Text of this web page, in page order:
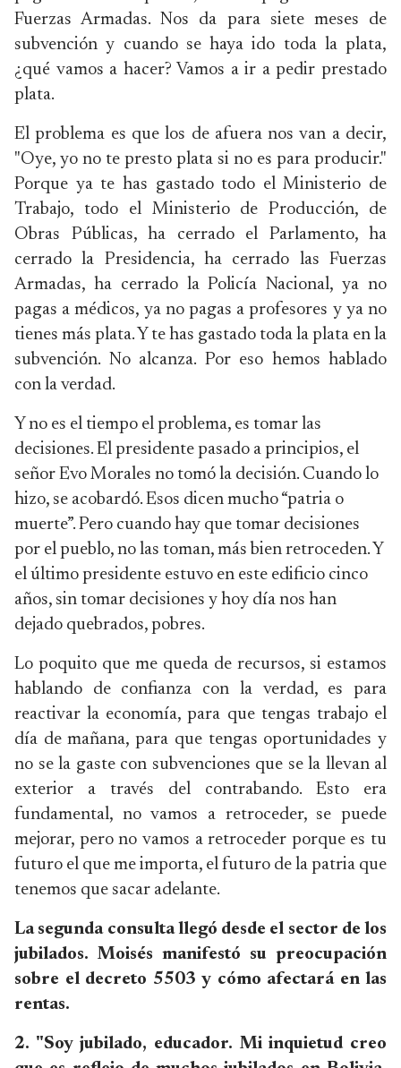
Fuerzas Armadas. Nos da para siete meses de
subvención y cuando se haya ido toda la plata,
¿qué vamos a hacer? Vamos a ir a pedir prestado
plata.
El problema es que los de afuera nos van a decir,
"Oye, yo no te presto plata si no es para producir."
Porque ya te has gastado todo el Ministerio de
Trabajo, todo el Ministerio de Producción, de
Obras Públicas, ha cerrado el Parlamento, ha
cerrado la Presidencia, ha cerrado las Fuerzas
Armadas, ha cerrado la Policía Nacional, ya no
pagas a médicos, ya no pagas a profesores y ya no
tienes más plata. Y te has gastado toda la plata en la
subvención. No alcanza. Por eso hemos hablado
con la verdad.
Y no es el tiempo el problema, es tomar las
decisiones. El presidente pasado a principios, el
señor Evo Morales no tomó la decisión. Cuando lo
hizo, se acobardó. Esos dicen mucho “patria o
muerte”. Pero cuando hay que tomar decisiones
por el pueblo, no las toman, más bien retroceden. Y
el último presidente estuvo en este edificio cinco
años, sin tomar decisiones y hoy día nos han
dejado quebrados, pobres.
Lo poquito que me queda de recursos, si estamos
hablando de confianza con la verdad, es para
reactivar la economía, para que tengas trabajo el
día de mañana, para que tengas oportunidades y
no se la gaste con subvenciones que se la llevan al
exterior a través del contrabando. Esto era
fundamental, no vamos a retroceder, se puede
mejorar, pero no vamos a retroceder porque es tu
futuro el que me importa, el futuro de la patria que
tenemos que sacar adelante.
La segunda consulta llegó desde el sector de los
jubilados. Moisés manifestó su preocupación
sobre el decreto 5503 y cómo afectará en las
rentas.
2. "Soy jubilado, educador. Mi inquietud creo